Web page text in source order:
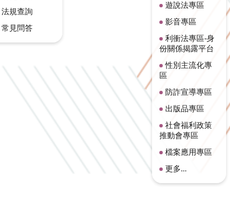
法規查詢
常見問答
遊說法專區
影音專區
利衝法專區-身
份關係揭露平台
性別主流化專
區
防詐宣導專區
出版品專區
社會福利政策
推動會專區
檔案應用專區
更多...